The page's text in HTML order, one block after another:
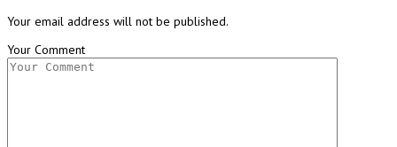
Your email address will not be published.
Your Comment